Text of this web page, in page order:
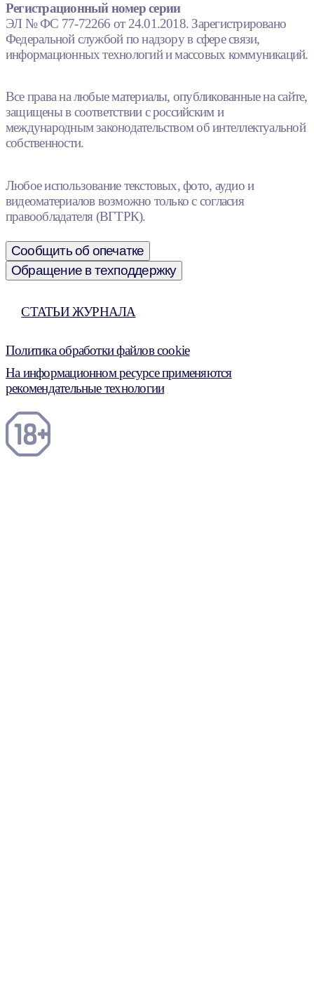
Регистрационный номер серии
ЭЛ № ФС 77-72266 от 24.01.2018. Зарегистрировано
Федеральной службой по надзору в сфере связи,
информационных технологий и массовых коммуникаций.
Все права на любые материалы, опубликованные на сайте,
защищены в соответствии с российским и
международным законодательством об интеллектуальной
собственности.
Любое использование текстовых, фото, аудио и
видеоматериалов возможно только с согласия
правообладателя (ВГТРК).
Сообщить об опечатке
Обращение в техподдержку
СТАТЬИ ЖУРНАЛА
Политика обработки файлов cookie
На информационном ресурсе применяются
рекомендательные технологии